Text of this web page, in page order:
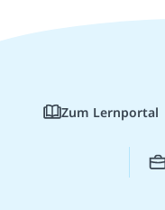
Zum Lernportal